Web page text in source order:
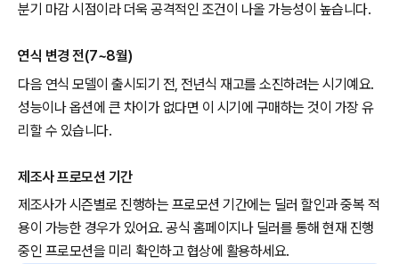
분기 마감 시점이라 더욱 공격적인 조건이 나올 가능성이 높습니다.
연식 변경 전(7~8월)
다음 연식 모델이 출시되기 전, 전년식 재고를 소진하려는 시기예요.
성능이나 옵션에 큰 차이가 없다면 이 시기에 구매하는 것이 가장 유
리할 수 있습니다.
제조사 프로모션 기간
제조사가 시즌별로 진행하는 프로모션 기간에는 딜러 할인과 중복 적
용이 가능한 경우가 있어요. 공식 홈페이지나 딜러를 통해 현재 진행
중인 프로모션을 미리 확인하고 협상에 활용하세요.